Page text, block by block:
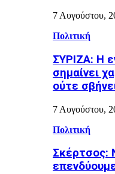
7 Αυγούστου,
Πολιτική
ΣΥΡΙΖΑ: Η
σημαίνει
ούτε
7 Αυγούστου,
Πολιτική
Σκέρτσος: